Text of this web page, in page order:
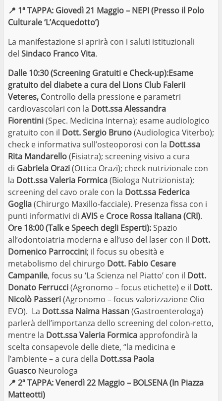
📍 1ª TAPPA: Giovedì 21 Maggio – NEPI (Presso il Polo
Culturale ‘L’Acquedotto’)
La manifestazione si aprirà con i saluti istituzionali
del Sindaco Franco Vita.
Dalle 10:30 (Screening Gratuiti e Check-up):Esame
gratuito del diabete a cura del Lions Club Falerii
Veteres, Controllo della pressione e parametri
cardiovascolari con la Dott.ssa Alessandra
Fiorentini(Spec. Medicina Interna); esame audiologico
gratuito con il Dott. Sergio Bruno(Audiologica Viterbo);
check e informativa sull’osteoporosi con la Dott.ssa
Rita Mandarello(Fisiatra); screening visivo a cura
di Gabriela Orazi(Ottica Orazi); check nutrizionale con
la Dott.ssa Valeria Formica(Biologa Nutrizionista);
screening del cavo orale con la Dott.ssa Federica
Goglia(Chirurgo Maxillo-facciale). Presenza fissa con i
punti informativi di AVIS e Croce Rossa Italiana (CRI).
Ore 18:00 (Talk e Speech degli Esperti):Spazio
all’odontoiatria moderna e all’uso del laser con il Dott.
Domenico Parroccini; il focus su obesità e
metabolismo del chirurgo Dott. Fabio Cesare
Campanile, focus su ‘La Scienza nel Piatto’ con il Dott.
Donato Ferrucci(Agronomo – focus etichette) e il Dott.
Nicolò Passeri(Agronomo – focus valorizzazione Olio
EVO). La Dott.ssa Naima Hassan(Gastroenterologa)
parlerà dell’importanza dello screening del colon-retto,
mentre la Dott.ssa Valeria Formicaapprofondirà la
scelta consapevole delle diete, “la medicina e
l’ambiente – a cura della Dott.ssa Paola
Guasco Neurologa
📍 2ª TAPPA: Venerdì 22 Maggio – BOLSENA (In Piazza
Matteotti)